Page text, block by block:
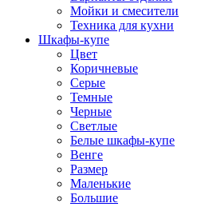
Мойки и смесители
Техника для кухни
Шкафы-купе
Цвет
Коричневые
Серые
Темные
Черные
Светлые
Белые шкафы-купе
Венге
Размер
Маленькие
Большие